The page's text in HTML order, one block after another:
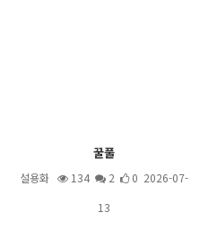
꿀풀
설용화 134 2
0 2026-07-
13